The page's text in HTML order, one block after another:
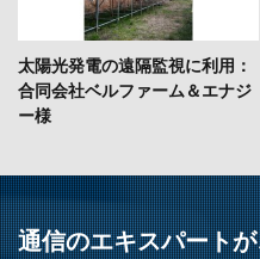
太陽光発電の遠隔監視に利用：
合同会社ベルファーム＆エナジ
ー様
通信のエキスパート